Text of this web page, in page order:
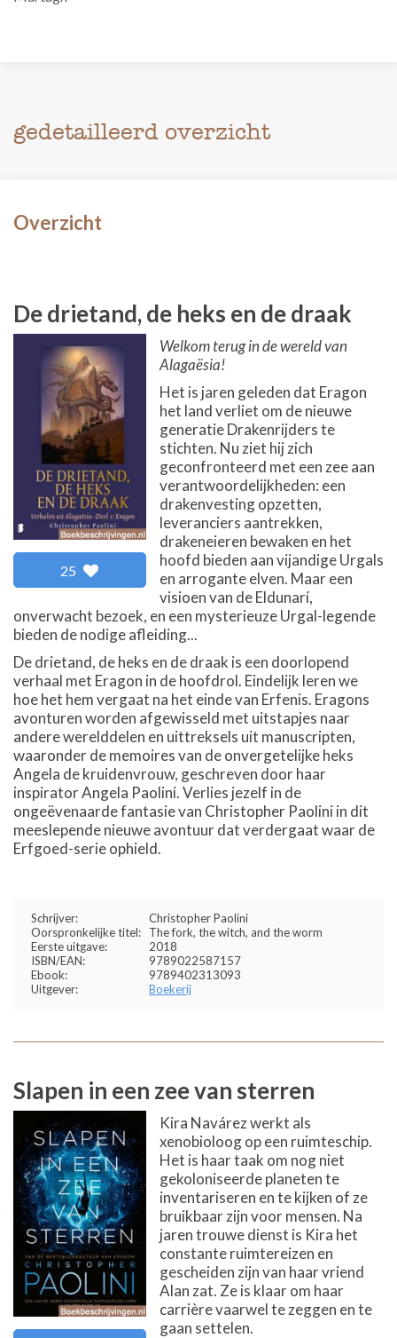
gedetailleerd overzicht
Overzicht
De drietand, de heks en de draak
25
Welkom terug in de wereld van
Alagaësia!
Het is jaren geleden dat Eragon
het land verliet om de nieuwe
generatie Drakenrijders te
stichten. Nu ziet hij zich
geconfronteerd met een zee aan
verantwoordelijkheden: een
drakenvesting opzetten,
leveranciers aantrekken,
drakeneieren bewaken en het
hoofd bieden aan vijandige Urgals
en arrogante elven. Maar een
visioen van de Eldunarí,
onverwacht bezoek, en een mysterieuze Urgal-legende
bieden de nodige afleiding...
De drietand, de heks en de draak is een doorlopend
verhaal met Eragon in de hoofdrol. Eindelijk leren we
hoe het hem vergaat na het einde van Erfenis. Eragons
avonturen worden afgewisseld met uitstapjes naar
andere werelddelen en uittreksels uit manuscripten,
waaronder de memoires van de onvergetelijke heks
Angela de kruidenvrouw, geschreven door haar
inspirator Angela Paolini. Verlies jezelf in de
ongeëvenaarde fantasie van Christopher Paolini in dit
meeslepende nieuwe avontuur dat verdergaat waar de
Erfgoed-serie ophield.
Schrijver:
Christopher Paolini
Oorspronkelijke titel:
The fork, the witch, and the worm
Eerste uitgave:
2018
ISBN/EAN:
9789022587157
Ebook:
9789402313093
Uitgever:
Boekerij
Slapen in een zee van sterren
Kira Navárez werkt als
xenobioloog op een ruimteschip.
Het is haar taak om nog niet
gekoloniseerde planeten te
inventariseren en te kijken of ze
bruikbaar zijn voor mensen. Na
jaren trouwe dienst is Kira het
constante ruimtereizen en
gescheiden zijn van haar vriend
Alan zat. Ze is klaar om haar
carrière vaarwel te zeggen en te
gaan settelen.